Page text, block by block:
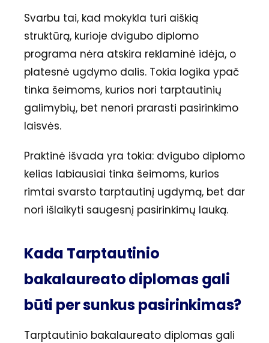
Svarbu tai, kad mokykla turi aiškią
struktūrą, kurioje dvigubo diplomo
programa nėra atskira reklaminė idėja, o
platesnė ugdymo dalis. Tokia logika ypač
tinka šeimoms, kurios nori tarptautinių
galimybių, bet nenori prarasti pasirinkimo
laisvės.
Praktinė išvada yra tokia: dvigubo diplomo
kelias labiausiai tinka šeimoms, kurios
rimtai svarsto tarptautinį ugdymą, bet dar
nori išlaikyti saugesnį pasirinkimų lauką.
Kada Tarptautinio
bakalaureato diplomas gali
būti per sunkus pasirinkimas?
Tarptautinio bakalaureato diplomas gali